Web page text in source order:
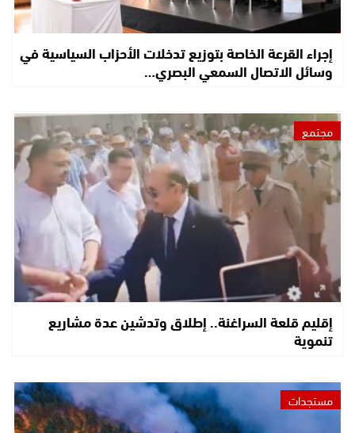
إجراء القرعة الخاصة بتوزيع تدخلات الأحزاب السياسية في
وسائل الاتصال السمعي البصري…
مجتمع
إقليم قلعة السراغنة.. إطلاق وتدشين عدة مشاريع
تنموية
مستجدات